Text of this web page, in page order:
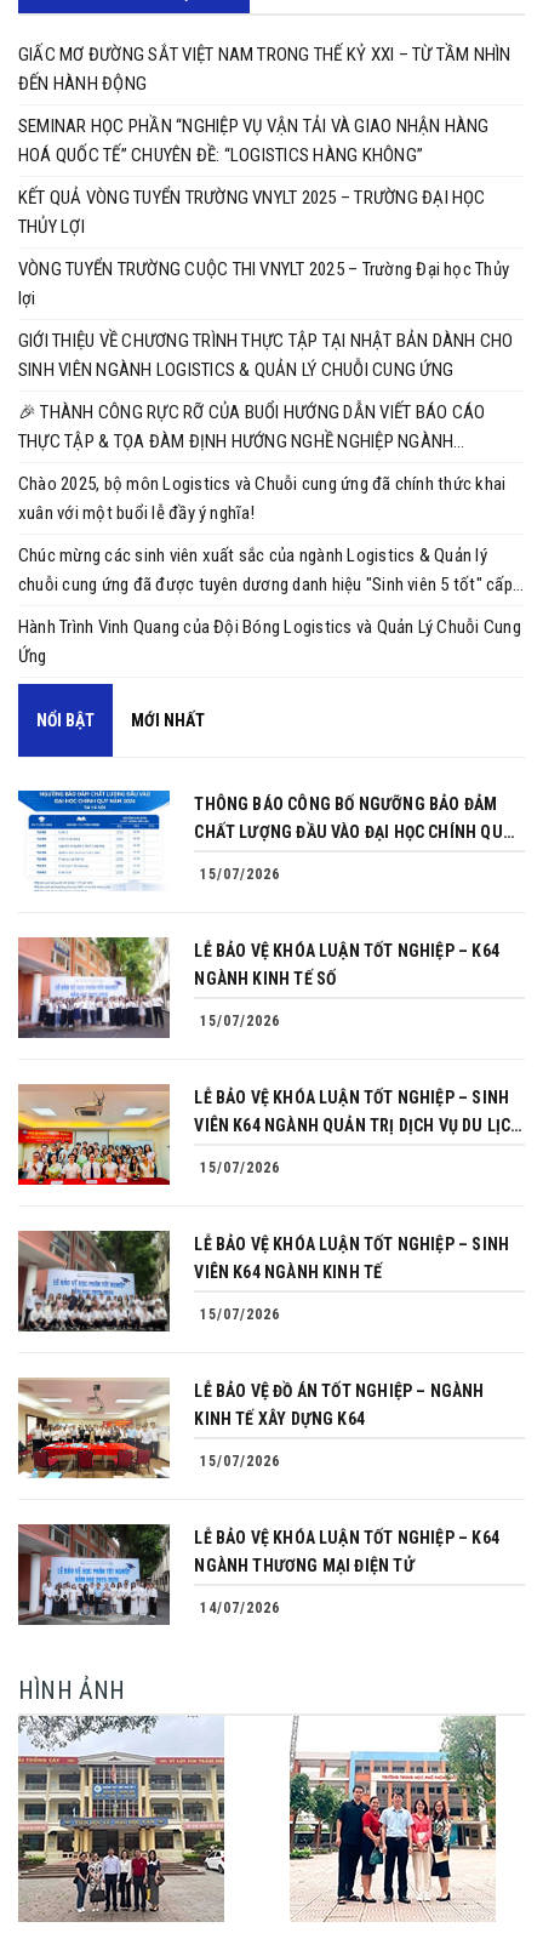
GIẤC MƠ ĐƯỜNG SẮT VIỆT NAM TRONG THẾ KỶ XXI – TỪ TẦM NHÌN
ĐẾN HÀNH ĐỘNG
SEMINAR HỌC PHẦN “NGHIỆP VỤ VẬN TẢI VÀ GIAO NHẬN HÀNG
HOÁ QUỐC TẾ” CHUYÊN ĐỀ: “LOGISTICS HÀNG KHÔNG”
KẾT QUẢ VÒNG TUYỂN TRƯỜNG VNYLT 2025 – TRƯỜNG ĐẠI HỌC
THỦY LỢI
VÒNG TUYỂN TRƯỜNG CUỘC THI VNYLT 2025 – Trường Đại học Thủy
lợi
GIỚI THIỆU VỀ CHƯƠNG TRÌNH THỰC TẬP TẠI NHẬT BẢN DÀNH CHO
SINH VIÊN NGÀNH LOGISTICS & QUẢN LÝ CHUỖI CUNG ỨNG
🎉 THÀNH CÔNG RỰC RỠ CỦA BUỔI HƯỚNG DẪN VIẾT BÁO CÁO
THỰC TẬP & TỌA ĐÀM ĐỊNH HƯỚNG NGHỀ NGHIỆP NGÀNH
LOGISTICS & QUẢN LÝ CHUỖI CUNG ỨNG 🎉
Chào 2025, bộ môn Logistics và Chuỗi cung ứng đã chính thức khai
xuân với một buổi lễ đầy ý nghĩa!
Chúc mừng các sinh viên xuất sắc của ngành Logistics & Quản lý
chuỗi cung ứng đã được tuyên dương danh hiệu "Sinh viên 5 tốt" cấp
Hành Trình Vinh Quang của Đội Bóng Logistics và Quản Lý Chuỗi Cung
Ứng
NỔI BẬT MỚI NHẤT
THÔNG BÁO CÔNG BỐ NGƯỠNG BẢO ĐẢM
CHẤT LƯỢNG ĐẦU VÀO ĐẠI HỌC CHÍNH QUY
15/07/2026
LỄ BẢO VỆ KHÓA LUẬN TỐT NGHIỆP – K64
NGÀNH KINH TẾ SỐ
15/07/2026
LỄ BẢO VỆ KHÓA LUẬN TỐT NGHIỆP – SINH
VIÊN K64 NGÀNH QUẢN TRỊ DỊCH VỤ DU LỊCH
15/07/2026
LỄ BẢO VỆ KHÓA LUẬN TỐT NGHIỆP – SINH
VIÊN K64 NGÀNH KINH TẾ
15/07/2026
LỄ BẢO VỆ ĐỒ ÁN TỐT NGHIỆP – NGÀNH
KINH TẾ XÂY DỰNG K64
15/07/2026
LỄ BẢO VỆ KHÓA LUẬN TỐT NGHIỆP – K64
NGÀNH THƯƠNG MẠI ĐIỆN TỬ
14/07/2026
HÌNH ẢNH